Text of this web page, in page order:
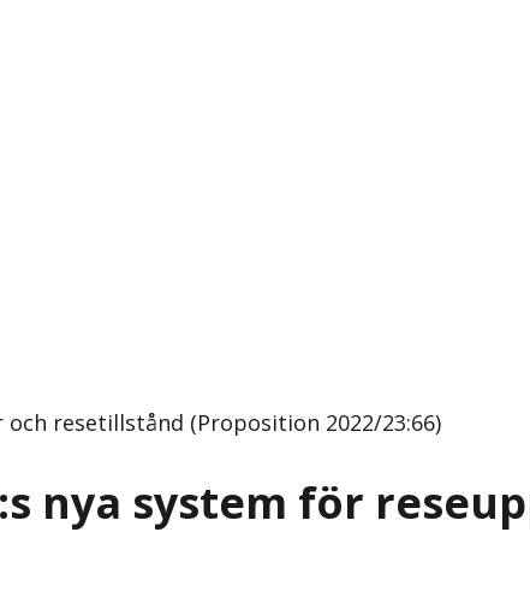
resetillstånd (Proposition 2022/23:66)
nya system för